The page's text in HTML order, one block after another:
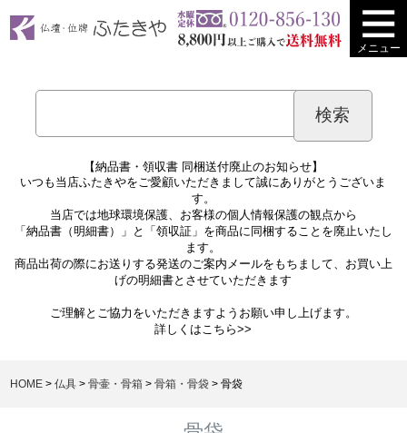
メニュー
【納品書・領収書 同梱送付廃止のお知らせ】
いつも当店ふたきやをご愛顧いただきまして誠にありがとうございま
す。
当店では地球環境保護、お客様の個人情報保護の観点から
「納品書（明細書）」と「領収証」を商品に同梱することを廃止いたし
ます。
商品出荷の際にお送りする発送のご案内メールをもちまして、お買い上
げの明細書とさせていただきます
ご理解とご協力をいただきますようお願い申し上げます。
詳しくはこちら>>
HOME 仏具 骨壷・骨箱 骨箱・骨袋 骨袋